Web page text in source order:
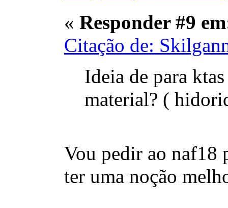
« Responder #9
Citação de:
Ideia de para
material? (
Vou pedir ao naf18
ter uma noção